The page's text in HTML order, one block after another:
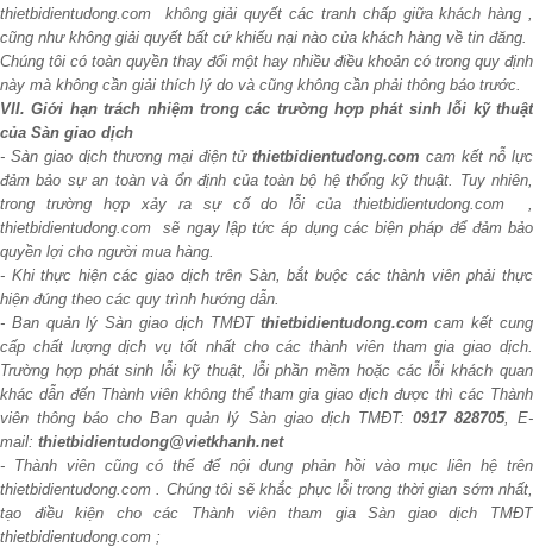
thietbidientudong.com không giải quyết các tranh chấp giữa khách hàng ,
cũng như không giải quyết bất cứ khiếu nại nào của khách hàng về tin đăng.
Chúng tôi có toàn quyền thay đổi một hay nhiều điều khoản có trong quy định
này mà không cần giải thích lý do và cũng không cần phải thông báo trước.
VII. Giới hạn trách nhiệm trong các trường hợp phát sinh lỗi kỹ thuật
của Sàn giao dịch
- Sàn giao dịch thương mại điện tửthietbidientudong.comcam kết nỗ lực
đảm bảo sự an toàn và ổn định của toàn bộ hệ thống kỹ thuật. Tuy nhiên,
trong trường hợp xảy ra sự cố do lỗi của thietbidientudong.com ,
thietbidientudong.com sẽ ngay lập tức áp dụng các biện pháp để đảm bảo
quyền lợi cho người mua hàng.
- Khi thực hiện các giao dịch trên Sàn, bắt buộc các thành viên phải thực
hiện đúng theo các quy trình hướng dẫn.
- Ban quản lý Sàn giao dịch TMĐT thietbidientudong.comcam kết cung
cấp chất lượng dịch vụ tốt nhất cho các thành viên tham gia giao dịch.
Trường hợp phát sinh lỗi kỹ thuật, lỗi phần mềm hoặc các lỗi khách quan
khác dẫn đến Thành viên không thể tham gia giao dịch được thì các Thành
viên thông báo cho Ban quản lý Sàn giao dịch TMĐT: 0917 828705, E-
mail: thietbidientudong@vietkhanh.net
- Thành viên cũng có thể để nội dung phản hồi vào mục liên hệ trên
thietbidientudong.com . Chúng tôi sẽ khắc phục lỗi trong thời gian sớm nhất,
tạo điều kiện cho các Thành viên tham gia Sàn giao dịch TMĐT
thietbidientudong.com ;